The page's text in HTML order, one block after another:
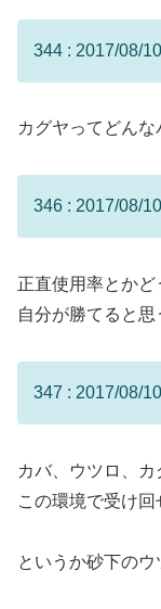
344 : 2017/08/
カグヤってどん
346 : 2017/08/
正直使用率とかど
自分が勝てると
347 : 2017/08/
カバ、ウツロ、
この環境で受け
というか砂下の